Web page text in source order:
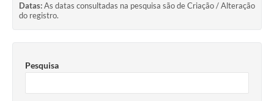
Datas:As datas consultadas na pesquisa são de Criação / Alteração
do registro.
Pesquisa